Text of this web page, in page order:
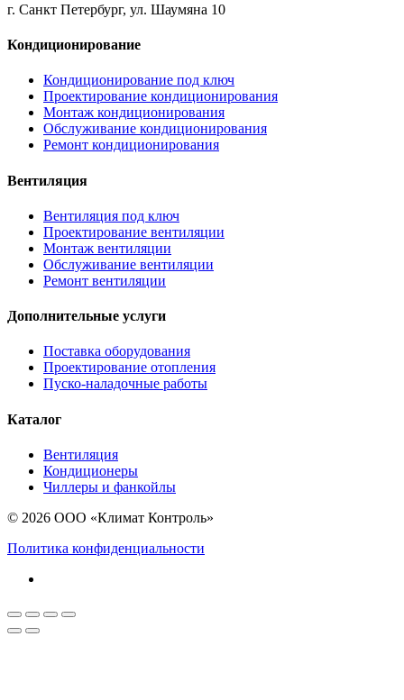
г. Санкт Петербург, ул. Шаумяна 10
Кондиционирование
Кондиционирование под ключ
Проектирование кондиционирования
Монтаж кондиционирования
Обслуживание кондиционирования
Ремонт кондиционирования
Вентиляция
Вентиляция под ключ
Проектирование вентиляции
Монтаж вентиляции
Обслуживание вентиляции
Ремонт вентиляции
Дополнительные услуги
Поставка оборудования
Проектирование отопления
Пуско-наладочные работы
Каталог
Вентиляция
Кондиционеры
Чиллеры и фанкойлы
© 2026 ООО «Климат Контроль»
Политика конфиденциальности